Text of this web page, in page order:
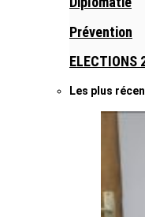
Prévention
ELECTIONS
Les plus